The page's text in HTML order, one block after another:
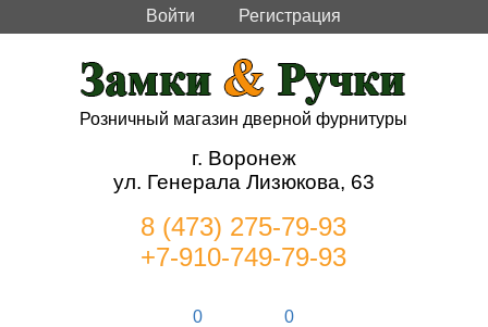
Войти Регистрация
Розничный магазин дверной фурнитуры
г. Воронеж
ул. Генерала Лизюкова, 63
8 (473) 275-79-93
+7-910-749-79-93
0 0